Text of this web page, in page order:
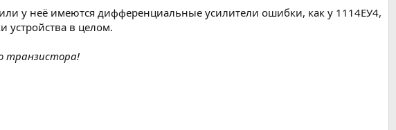
у неё имеются дифференциальные усилители ошибки, как у 1114ЕУ4,
устройства в целом.
транзистора!